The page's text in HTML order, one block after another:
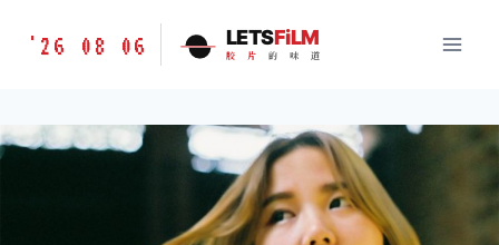
胶
味
道
'26 08 06 LETSFiLM
胶 片 的 味 道